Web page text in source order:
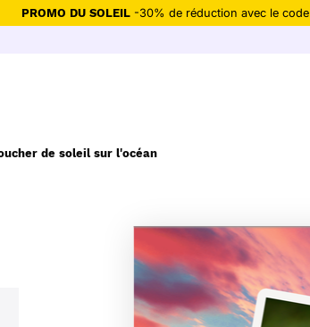
PROMO DU SOLEIL-30% de réduction avec le code
de soleil sur l'océan